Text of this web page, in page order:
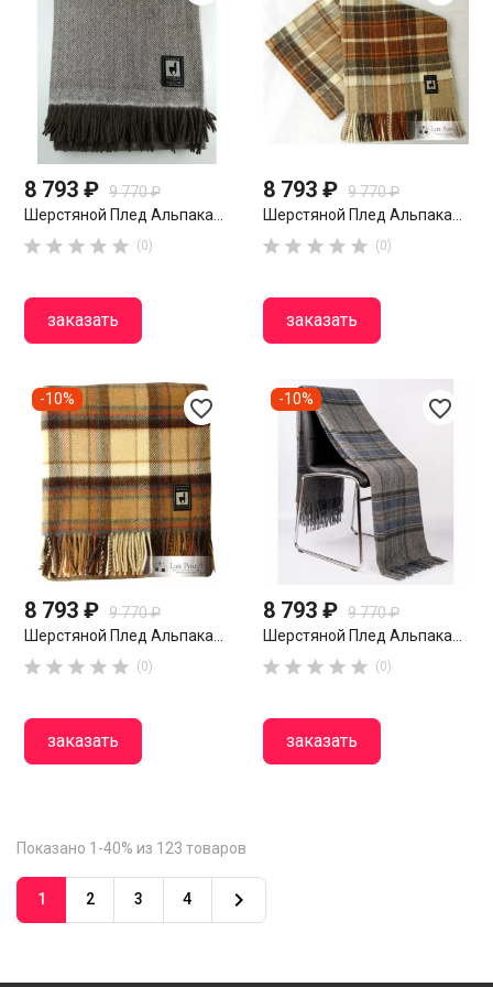
8 793 ₽ 9 770 ₽
Шерстяной Плед Альпака...
     (0)
заказать
8 793 ₽ 9 770 ₽
Шерстяной Плед Альпака...
     (0)
заказать
favorite_border
8 793 ₽ 9 770 ₽
Шерстяной Плед Альпака...
     (0)
заказать
-10% favorite_border
8 793 ₽ 9 770 ₽
Шерстяной Плед Альпака...
     (0)
заказать
-10%
Показано 1-40% из 123 товаров
1 2 3 4 